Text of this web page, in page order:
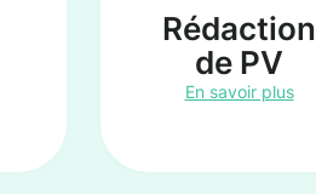
Rédaction
de PV
En savoir plus